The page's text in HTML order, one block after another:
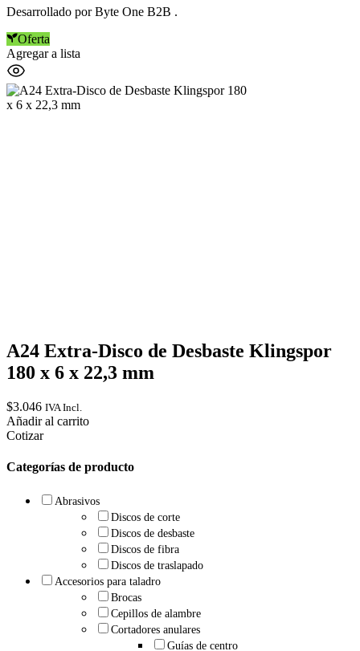
Desarrollado porByte One B2B .
Oferta
Agregar a lista
A24 Extra-Disco de Desbaste Klingspor
180 x 6 x 22,3 mm
$3.046 IVA Incl.
Añadir al carrito
Cotizar
Categorías de producto
Abrasivos
Discos de corte
Discos de desbaste
Discos de fibra
Discos de traslapado
Accesorios para taladro
Brocas
Cepillos de alambre
Cortadores anulares
Guías de centro